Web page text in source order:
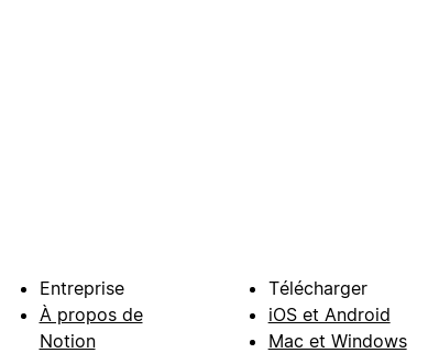
Entreprise
À propos de
Notion
Télécharger
iOS et Android
Mac et Windows